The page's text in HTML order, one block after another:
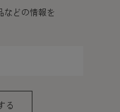
などの情報を
る